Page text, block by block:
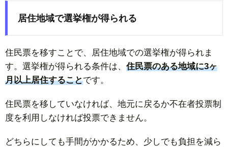
居住地域で選挙権が得られる
住民票を移すことで、居住地域での選挙権が得られま
す。選挙権が得られる条件は、住民票のある地域に3ヶ
月以上居住することです。
住民票を移していなければ、地元に戻るか不在者投票制
度を利用しなければ投票できません。
どちらにしても手間がかかるため、少しでも負担を減ら